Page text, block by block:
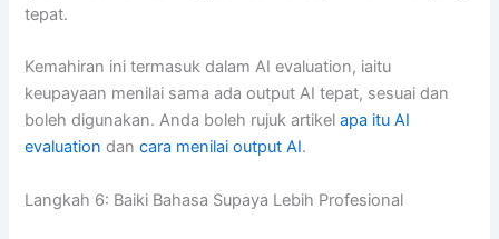
tepat.
Kemahiran ini termasuk dalam AI evaluation, iaitu
keupayaan menilai sama ada output AI tepat, sesuai dan
boleh digunakan. Anda boleh rujuk artikelapa itu AI
evaluation dancara menilai output AI.
Langkah 6: Baiki Bahasa Supaya Lebih Profesional